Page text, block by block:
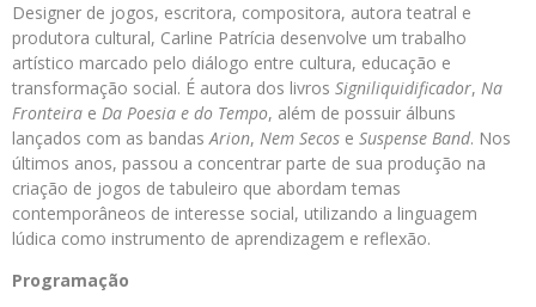
Designer de jogos, escritora, compositora, autora teatral e
produtora cultural, Carline Patrícia desenvolve um trabalho
artístico marcado pelo diálogo entre cultura, educação e
transformação social. É autora dos livros Signiliquidificador, Na
Fronteira e Da Poesia e do Tempo, além de possuir álbuns
lançados com as bandasArion, Nem Secos e Suspense Band. Nos
últimos anos, passou a concentrar parte de sua produção na
criação de jogos de tabuleiro que abordam temas
contemporâneos de interesse social, utilizando a linguagem
lúdica como instrumento de aprendizagem e reflexão.
Programação